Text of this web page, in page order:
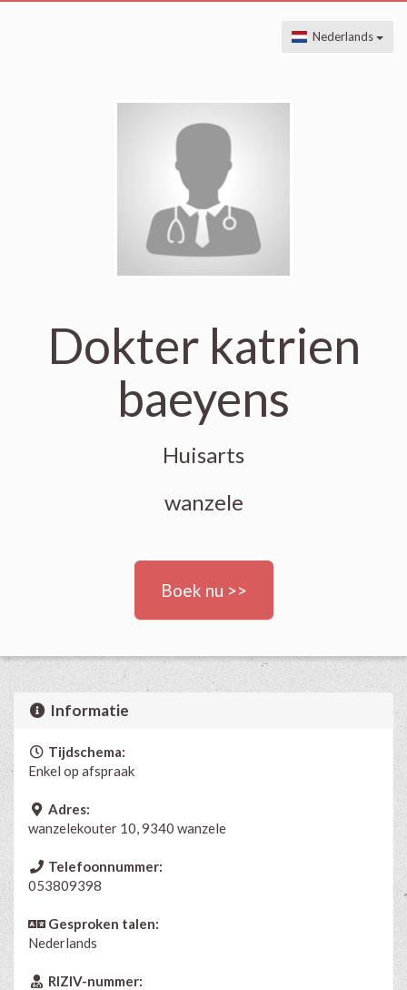
Nederlands
Dokter katrien
baeyens
Huisarts
wanzele
Boek nu >>
Informatie
Tijdschema:
Enkel op afspraak
Adres:
wanzelekouter 10, 9340 wanzele
Telefoonnummer:
053809398
Gesproken talen:
Nederlands
RIZIV-nummer: